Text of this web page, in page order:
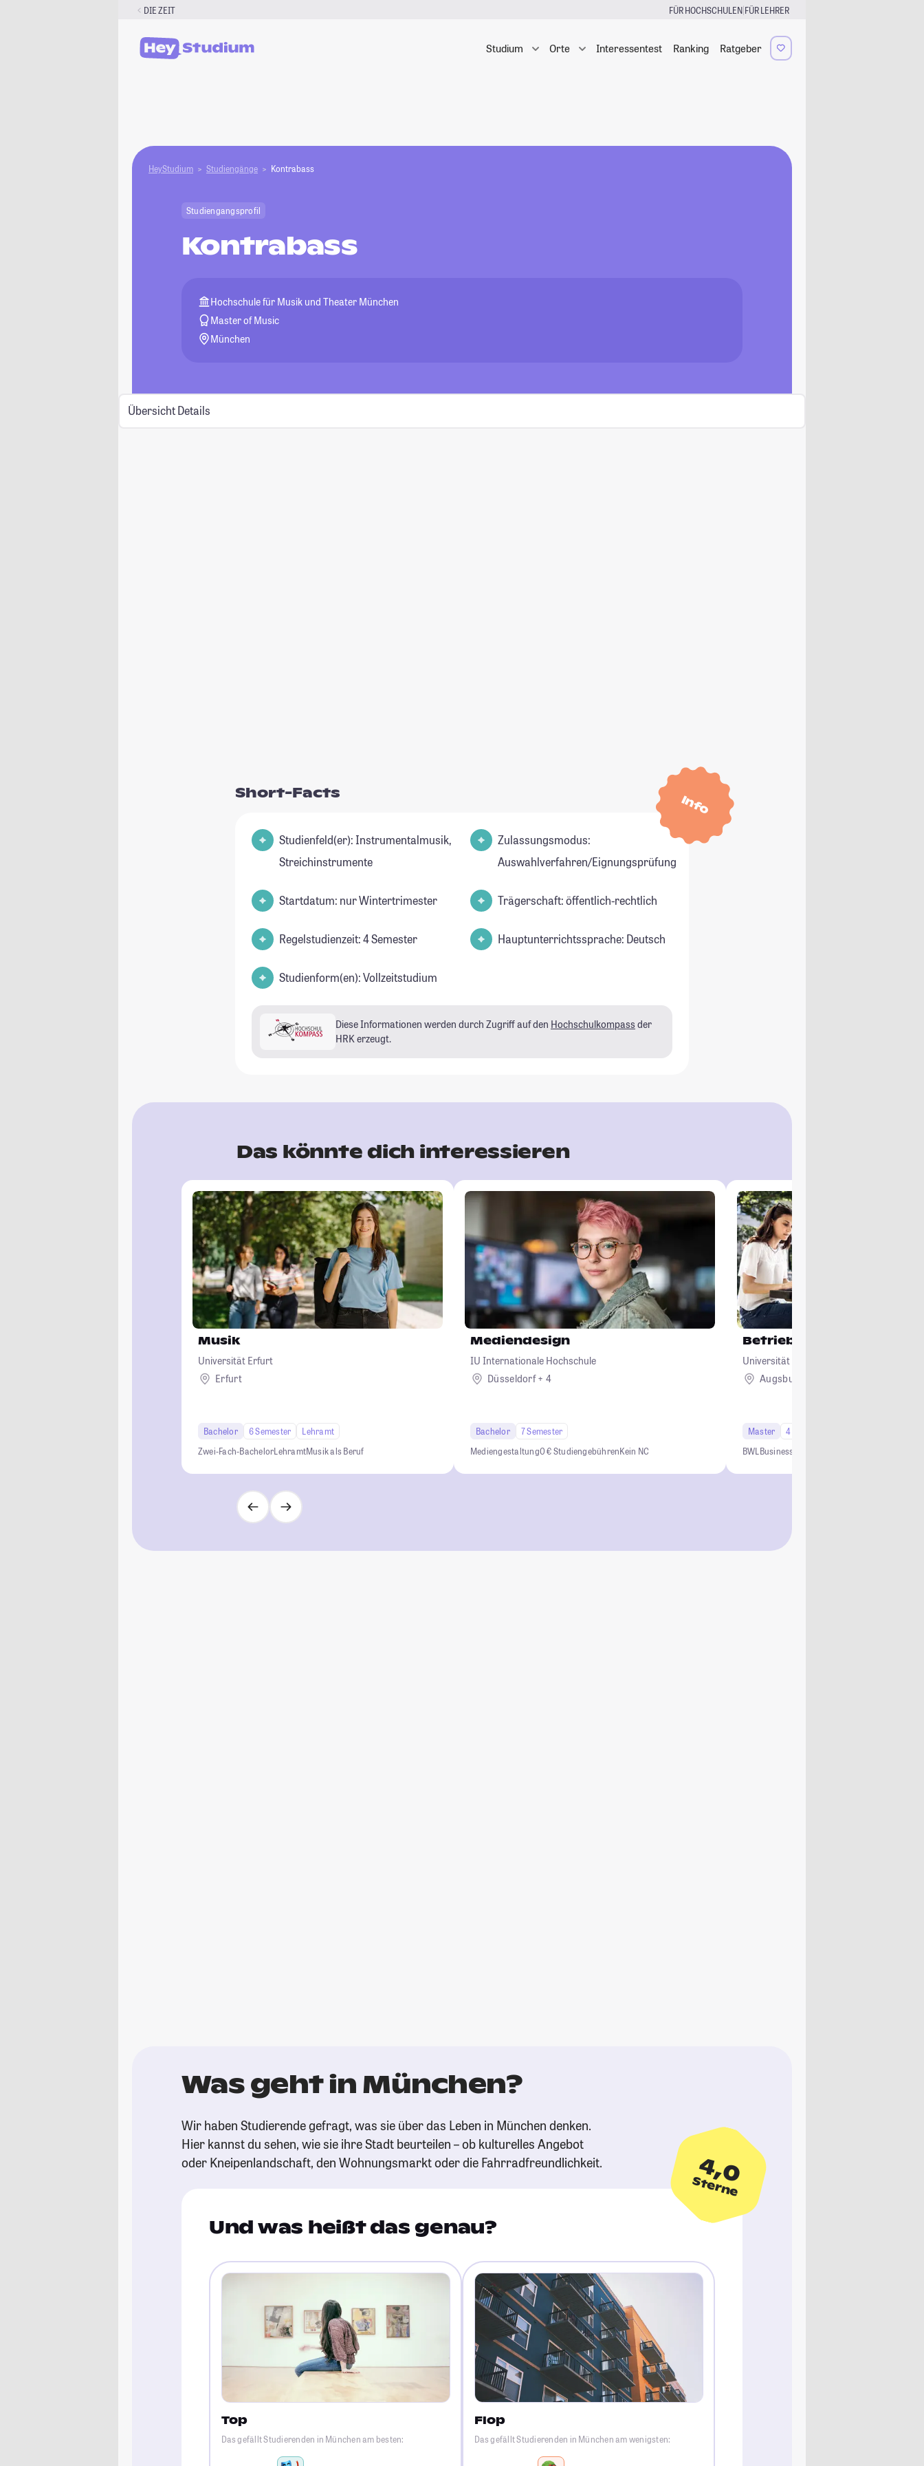
DIE ZEIT FÜR HOCHSCHULEN|FÜR LEHRER
Studium Orte Interessentest Ranking Ratgeber
HeyStudium Studiengänge Kontrabass
Studiengangsprofil
Kontrabass
Hochschule für Musik und Theater München
Master of Music
München
Übersicht Details
Info
Short-Facts
Studienfeld(er): Instrumentalmusik,
Streichinstrumente
Startdatum: nur Wintertrimester
Regelstudienzeit: 4 Semester
Studienform(en): Vollzeitstudium
Zulassungsmodus:
Auswahlverfahren/Eignungsprüfung
Trägerschaft: öffentlich-rechtlich
Hauptunterrichtssprache: Deutsch
Diese Informationen werden durch Zugriff auf den Hochschulkompass der
HRK erzeugt.
Das könnte dich interessieren
Musik
Universität Erfurt
Erfurt
Bachelor 6 Semester
Lehramt
Zwei-Fach-BachelorLehramtMusik als Beruf
Mediendesign
IU Internationale Hochschule
Düsseldorf + 4
Bachelor
7 Semester
Mediengestaltung0 € StudiengebührenKein NC
Betriebswirtschaftslehre
Universität Augsburg
Augsburg
Master 4 Semester
BWL Business
Was geht in München?
Wir haben Studierende gefragt, was sie über das Leben in München denken.
Hier kannst du sehen, wie sie ihre Stadt beurteilen – ob kulturelles Angebot
oder Kneipenlandschaft, den Wohnungsmarkt oder die Fahrradfreundlichkeit.
4,0
Sterne
Und was heißt das genau?
Top
Das gefällt Studierenden in München am besten:
Flop
Das gefällt Studierenden in München am wenigsten: